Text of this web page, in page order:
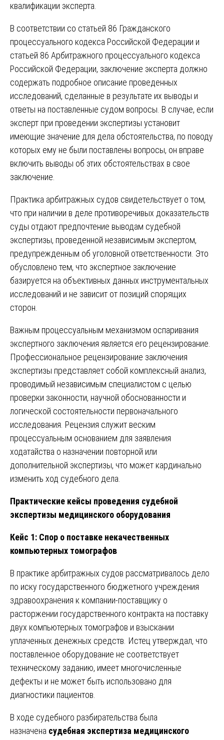
квалификации эксперта.
В соответствии со статьей 86 Гражданского
процессуального кодекса Российской Федерации и
статьей 86 Арбитражного процессуального кодекса
Российской Федерации, заключение эксперта должно
содержать подробное описание проведенных
исследований, сделанные в результате их выводы и
ответы на поставленные судом вопросы. В случае, если
эксперт при проведении экспертизы установит
имеющие значение для дела обстоятельства, по поводу
которых ему не были поставлены вопросы, он вправе
включить выводы об этих обстоятельствах в свое
заключение.
Практика арбитражных судов свидетельствует о том,
что при наличии в деле противоречивых доказательств
суды отдают предпочтение выводам судебной
экспертизы, проведенной независимым экспертом,
предупрежденным об уголовной ответственности. Это
обусловлено тем, что экспертное заключение
базируется на объективных данных инструментальных
исследований и не зависит от позиций спорящих
сторон.
Важным процессуальным механизмом оспаривания
экспертного заключения является его рецензирование.
Профессиональное рецензирование заключения
экспертизы представляет собой комплексный анализ,
проводимый независимым специалистом с целью
проверки законности, научной обоснованности и
логической состоятельности первоначального
исследования. Рецензия служит веским
процессуальным основанием для заявления
ходатайства о назначении повторной или
дополнительной экспертизы, что может кардинально
изменить ход судебного дела.
Практические кейсы проведения судебной
экспертизы медицинского оборудования
Кейс 1: Спор о поставке некачественных
компьютерных томографов
В практике арбитражных судов рассматривалось дело
по иску государственного бюджетного учреждения
здравоохранения к компании-поставщику о
расторжении государственного контракта на поставку
двух компьютерных томографов и взыскании
уплаченных денежных средств. Истец утверждал, что
поставленное оборудование не соответствует
техническому заданию, имеет многочисленные
дефекты и не может быть использовано для
диагностики пациентов.
В ходе судебного разбирательства была
назначена судебная экспертиза медицинского